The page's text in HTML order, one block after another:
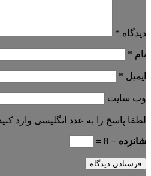
دیدگاه *
نام *
ایمیل *
وب‌ سایت
لطفا پاسخ را به عدد انگلیسی وارد
شانزده − 8 =